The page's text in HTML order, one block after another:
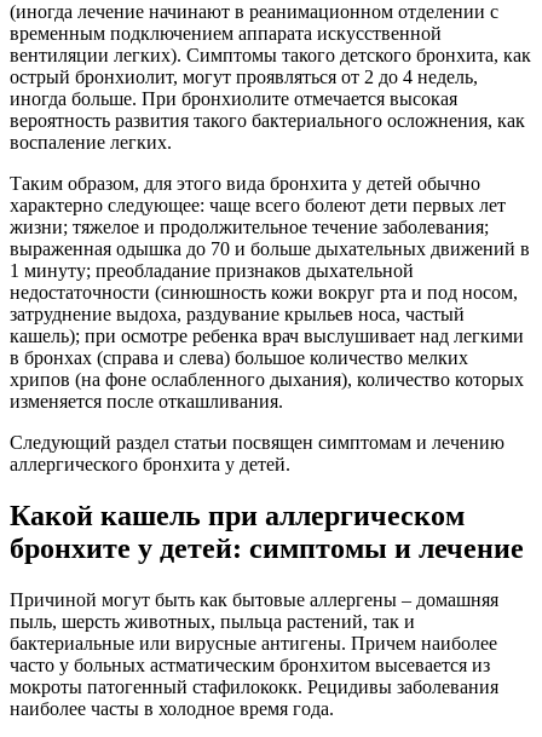
(иногда лечение начинают в реанимационном отделении с
временным подключением аппарата искусственной
вентиляции легких). Симптомы такого детского бронхита, как
острый бронхиолит, могут проявляться от 2 до 4 недель,
иногда больше. При бронхиолите отмечается высокая
вероятность развития такого бактериального осложнения, как
воспаление легких.
Таким образом, для этого вида бронхита у детей обычно
характерно следующее: чаще всего болеют дети первых лет
жизни; тяжелое и продолжительное течение заболевания;
выраженная одышка до 70 и больше дыхательных движений в
1 минуту; преобладание признаков дыхательной
недостаточности (синюшность кожи вокруг рта и под носом,
затруднение выдоха, раздувание крыльев носа, частый
кашель); при осмотре ребенка врач выслушивает над легкими
в бронхах (справа и слева) большое количество мелких
хрипов (на фоне ослабленного дыхания), количество которых
изменяется после откашливания.
Следующий раздел статьи посвящен симптомам и лечению
аллергического бронхита у детей.
Какой кашель при аллергическом
бронхите у детей: симптомы и лечение
Причиной могут быть как бытовые аллергены – домашняя
пыль, шерсть животных, пыльца растений, так и
бактериальные или вирусные антигены. Причем наиболее
часто у больных астматическим бронхитом высевается из
мокроты патогенный стафилококк. Рецидивы заболевания
наиболее часты в холодное время года.